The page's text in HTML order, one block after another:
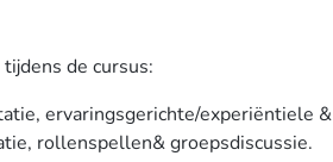
de cursus:
ervaringsgerichte/experiëntiele &
rollenspellen& groepsdiscussie.